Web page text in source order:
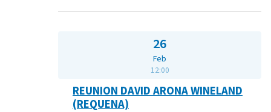
26
Feb
12:00
REUNION DAVID ARONA WINELAND
(REQUENA)